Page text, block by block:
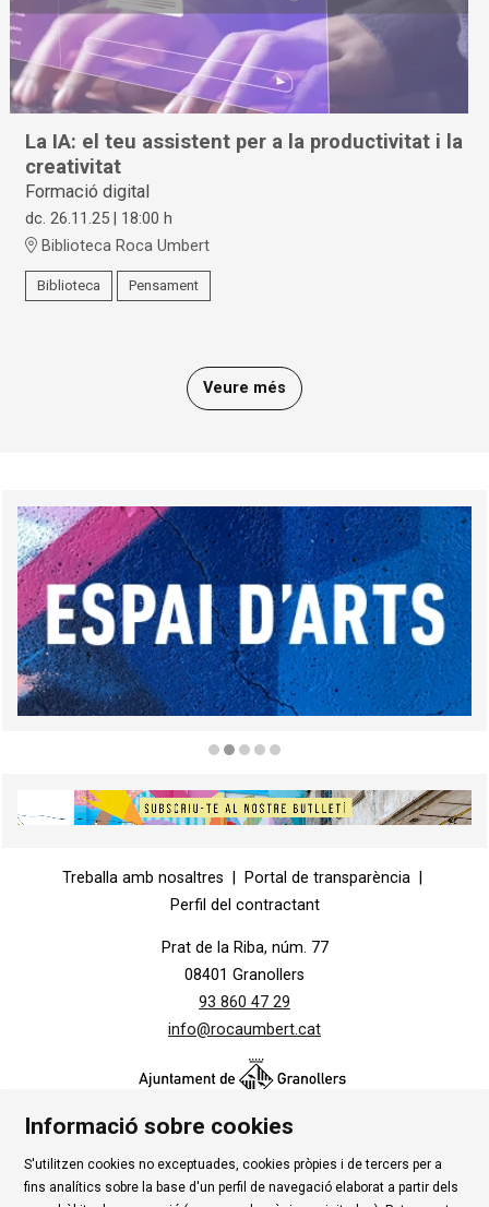
La IA: el teu assistent per a la productivitat i la
creativitat
Formació digital
dc. 26.11.25 | 18:00 h
Biblioteca Roca Umbert
Biblioteca Pensament
Veure més
Treballa amb nosaltres
Portal de transparència
Perfil del contractant
Prat de la Riba, núm. 77
08401 Granollers
93 860 47 29
info@rocaumbert.cat
Contacte | Instància Genèrica | Alta Tercers
|
Informació sobre cookies
S'utilitzen cookies no exceptuades, cookies pròpies i de tercers per a
fins analítics sobre la base d'un perfil de navegació elaborat a partir dels